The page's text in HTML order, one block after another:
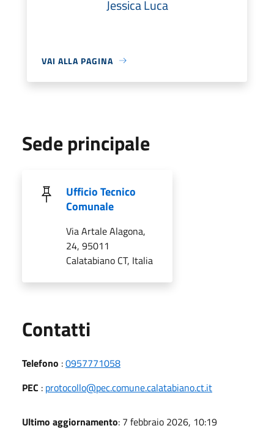
Jessica Luca
VAI ALLA PAGINA
Sede principale
Ufficio Tecnico
Comunale
Via Artale Alagona,
24, 95011
Calatabiano CT, Italia
Contatti
Telefono :0957771058
PEC : protocollo@pec.comune.calatabiano.ct.it
Ultimo aggiornamento: 7 febbraio 2026, 10:19